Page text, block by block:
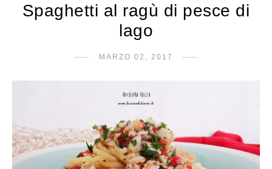
Spaghetti al ragù di pesce di
lago
MARZO 02, 2017